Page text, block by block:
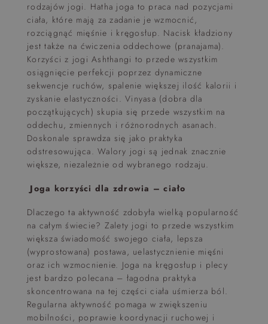
rodzajów jogi. Hatha joga to praca nad pozycjami
ciała, które mają za zadanie je wzmocnić,
rozciągnąć mięśnie i kręgosłup. Nacisk kładziony
jest także na ćwiczenia oddechowe (pranajama).
Korzyści z jogi Ashthangi to przede wszystkim
osiągnięcie perfekcji poprzez dynamiczne
sekwencje ruchów, spalenie większej ilość kalorii i
zyskanie elastyczności. Vinyasa (dobra dla
początkujących) skupia się przede wszystkim na
oddechu, zmiennych i różnorodnych asanach.
Doskonale sprawdza się jako praktyka
odstresowująca. Walory jogi są jednak znacznie
większe, niezależnie od wybranego rodzaju.
Joga korzyści dla zdrowia – ciało
Dlaczego ta aktywność zdobyła wielką popularność
na całym świecie? Zalety jogi to przede wszystkim
większa świadomość swojego ciała, lepsza
(wyprostowana) postawa, uelastycznienie mięśni
oraz ich wzmocnienie. Joga na kręgosłup i plecy
jest bardzo polecana – łagodna praktyka
skoncentrowana na tej części ciała uśmierza ból.
Regularna aktywność pomaga w zwiększeniu
mobilności, poprawie koordynacji ruchowej i